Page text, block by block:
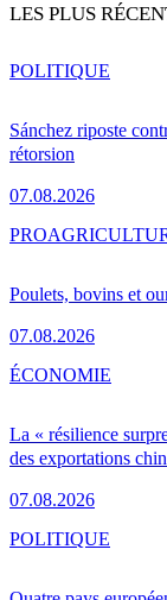
LES PLUS
Sánchez riposte
rétorsion
07.08.2026
POLITIQUE
Poulets, bovins et
07.08.2026
PRO
La « résilience
des exportations
07.08.2026
ÉCONOMIE
POLITIQUE